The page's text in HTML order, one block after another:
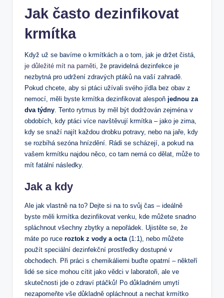
Jak často dezinfikovat
krmítka
Když už se bavíme o krmítkách a o tom, jak je držet čistá,
je důležité mít na paměti , že pravidelná dezinfekce je
nezbytná pro udržení zdravých ptáků na vaší zahradě.
Pokud chcete, aby si ptáci užívali svého jídla bez obav z
nemocí, měli byste krmítka dezinfikovat alespoň jednou za
dva týdny . Tento rytmus by měl být dodržován zejména v
obdobích, kdy ptáci více navštěvují krmítka – jako je zima,
kdy se snaží najít každou drobku potravy, nebo na jaře, kdy
se rozbíhá sezóna hnízdění. Rádi se scházejí, a pokud na
vašem krmítku najdou něco, co tam nemá co dělat, může to
mít fatální následky.
Jak a kdy
Ale jak vlastně na to? Dejte si na to svůj čas – ideálně
byste měli krmítka dezinfikovat venku, kde můžete snadno
spláchnout všechny zbytky a nepořádek. Ujistěte se, že
máte po ruce roztok z vody a octa (1:1), nebo můžete
použít speciální dezinfekční prostředky dostupné v
obchodech. Při práci s chemikáliemi buďte opatrní – někteří
lidé se sice mohou cítit jako vědci v laboratoři, ale ve
skutečnosti jde o zdraví ptáčků! Po důkladném umytí
nezapomeňte vše důkladně opláchnout a nechat krmítko